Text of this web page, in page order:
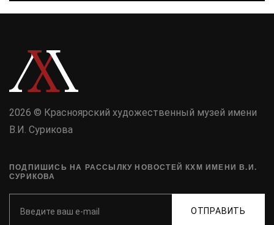
2026 © Красноярский художественный музей имени
В.И. Сурикова
ПОДПИШИСЬ НА РАССЫЛКУ НОВОСТЕЙ КХМ ИМЕНИ В.И.
СУРИКОВА
ОТПРАВИТЬ